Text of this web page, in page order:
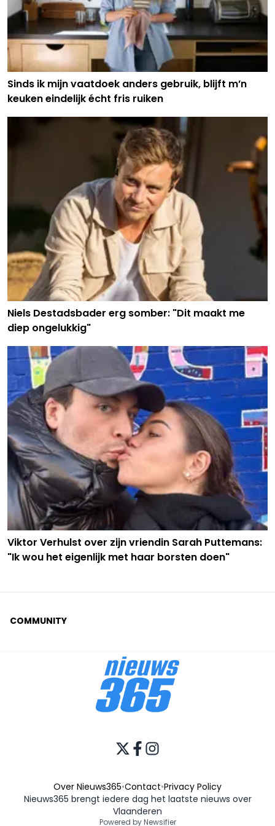
Sinds ik mijn vaatdoek anders gebruik, blijft m’n
keuken eindelijk écht fris ruiken
Niels Destadsbader erg somber: "Dit maakt me
diep ongelukkig"
Viktor Verhulst over zijn vriendin Sarah Puttemans:
"Ik wou het eigenlijk met haar borsten doen"
COMMUNITY
Over Nieuws365•Contact•Privacy Policy
Nieuws365 brengt iedere dag het laatste nieuws over
Vlaanderen
Powered by Newsifier